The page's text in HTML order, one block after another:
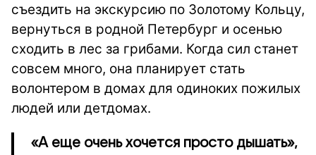
съездить на экскурсию по Золотому Кольцу,
вернуться в родной Петербург и осенью
сходить в лес за грибами. Когда сил станет
совсем много, она планирует стать
волонтером в домах для одиноких пожилых
людей или детдомах.
«А еще очень хочется просто дышать»,